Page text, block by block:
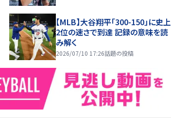
【MLB】大谷翔平「300-150」に史上
2位の速さで到達 記録の意味を読
み解く
2026/07/10 17:26話題の投稿